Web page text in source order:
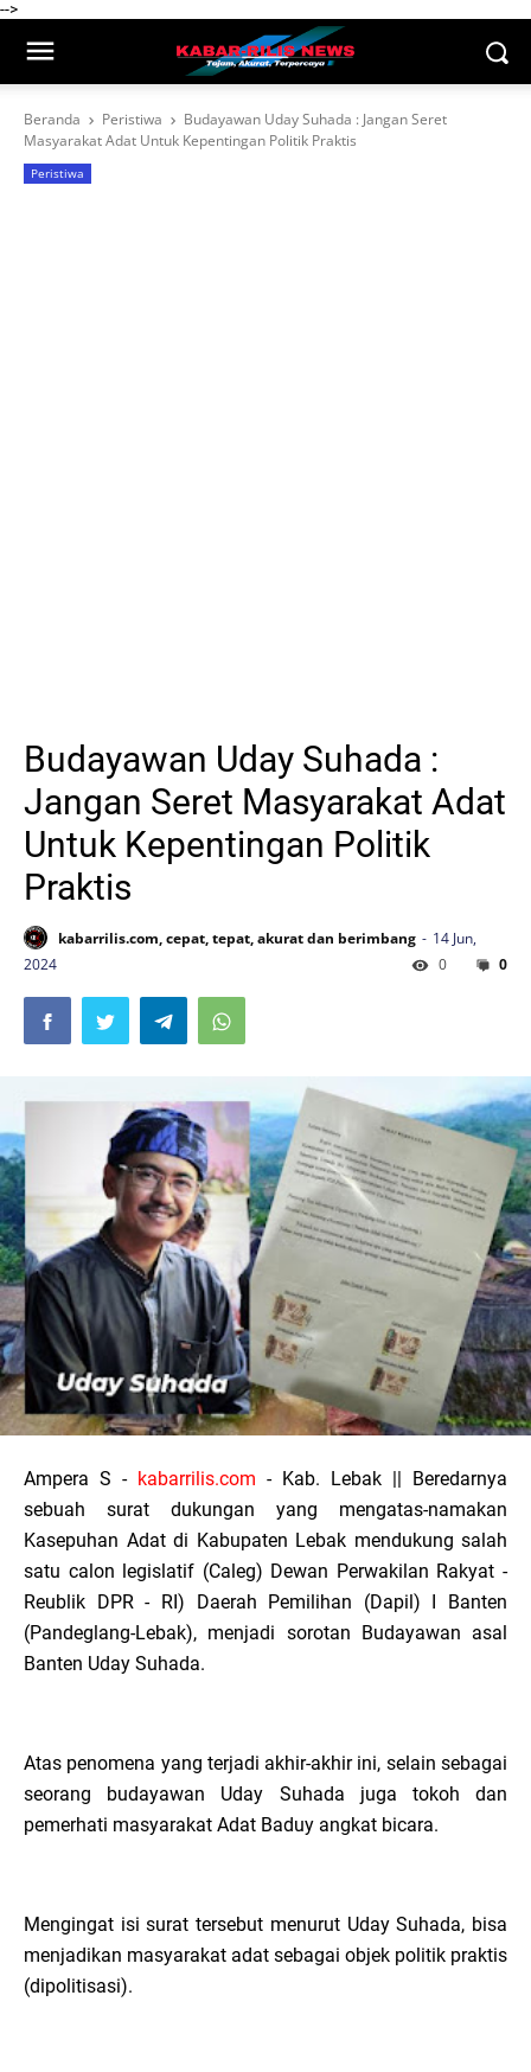
-->
Beranda Peristiwa
Budayawan Uday Suhada : Jangan Seret
Masyarakat Adat Untuk Kepentingan Politik Praktis
Peristiwa
Budayawan Uday Suhada :
Jangan Seret Masyarakat Adat
Untuk Kepentingan Politik
Praktis
kabarrilis.com, cepat, tepat, akurat dan berimbang
14 Jun,
2024
0
0
Ampera S - kabarrilis.com - Kab. Lebak || Beredarnya
sebuah surat dukungan yang mengatas-namakan
Kasepuhan Adat di Kabupaten Lebak mendukung salah
satu calon legislatif (Caleg) Dewan Perwakilan Rakyat -
Reublik DPR - RI) Daerah Pemilihan (Dapil) I Banten
(Pandeglang-Lebak), menjadi sorotan Budayawan asal
Banten Uday Suhada.
Atas penomena yang terjadi akhir-akhir ini, selain sebagai
seorang budayawan Uday Suhada juga tokoh dan
pemerhati masyarakat Adat Baduy angkat bicara.
Mengingat isi surat tersebut menurut Uday Suhada, bisa
menjadikan masyarakat adat sebagai objek politik praktis
(dipolitisasi).